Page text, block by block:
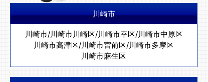
川崎市
川崎市/川崎市川崎区/川崎市幸区/川崎市中原区
川崎市高津区/川崎市宮前区/川崎市多摩区
川崎市麻生区